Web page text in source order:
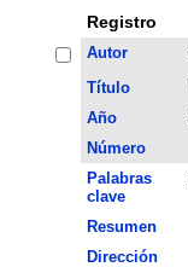
Registro
Autor
Título
Año
Número
Palabras
clave
Resumen
Dirección